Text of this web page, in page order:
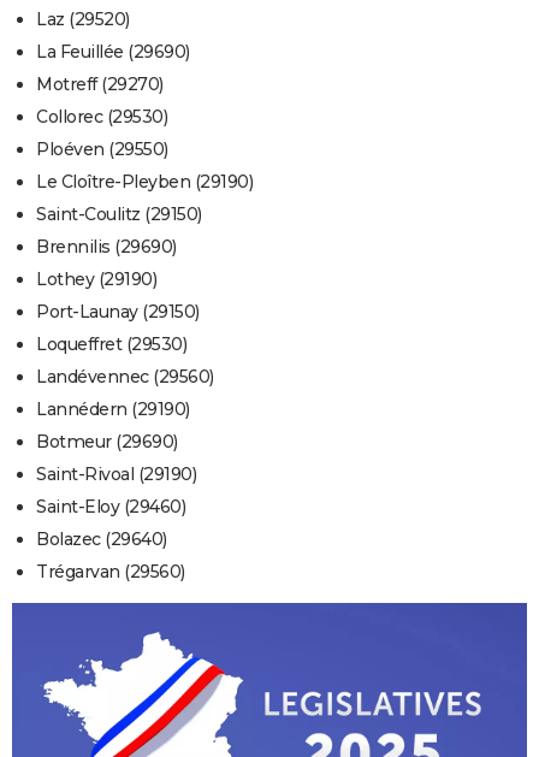
Laz (29520)
La Feuillée (29690)
Motreff (29270)
Collorec (29530)
Ploéven (29550)
Le Cloître-Pleyben (29190)
Saint-Coulitz (29150)
Brennilis (29690)
Lothey (29190)
Port-Launay (29150)
Loqueffret (29530)
Landévennec (29560)
Lannédern (29190)
Botmeur (29690)
Saint-Rivoal (29190)
Saint-Eloy (29460)
Bolazec (29640)
Trégarvan (29560)